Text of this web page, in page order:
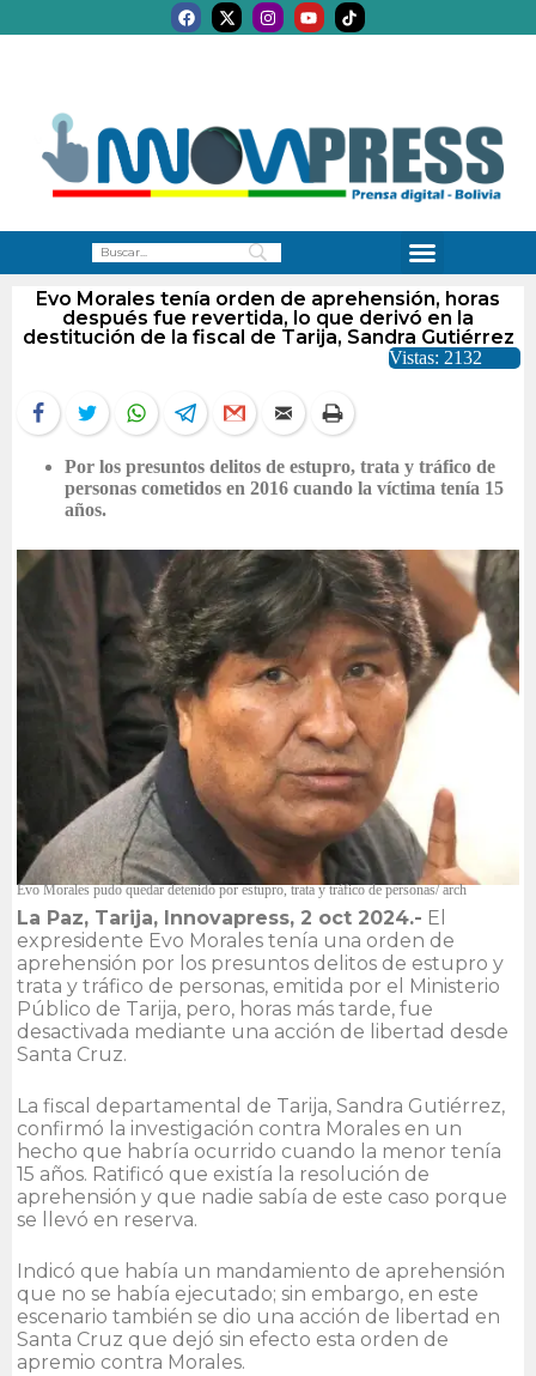
Evo Morales tenía orden de aprehensión, horas
después fue revertida, lo que derivó en la
destitución de la fiscal de Tarija, Sandra Gutiérrez
Vistas: 2132
Por los presuntos delitos de estupro, trata y tráfico de
personas cometidos en 2016 cuando la víctima tenía 15
años.
Evo Morales pudo quedar detenido por estupro, trata y tráfico de personas/ arch
La Paz, Tarija, Innovapress, 2 oct 2024.- El
expresidente Evo Morales tenía una orden de
aprehensión por los presuntos delitos de estupro y
trata y tráfico de personas, emitida por el Ministerio
Público de Tarija, pero, horas más tarde, fue
desactivada mediante una acción de libertad desde
Santa Cruz.
La fiscal departamental de Tarija, Sandra Gutiérrez,
confirmó la investigación contra Morales en un
hecho que habría ocurrido cuando la menor tenía
15 años. Ratificó que existía la resolución de
aprehensión y que nadie sabía de este caso porque
se llevó en reserva.
Indicó que había un mandamiento de aprehensión
que no se había ejecutado; sin embargo, en este
escenario también se dio una acción de libertad en
Santa Cruz que dejó sin efecto esta orden de
apremio contra Morales.